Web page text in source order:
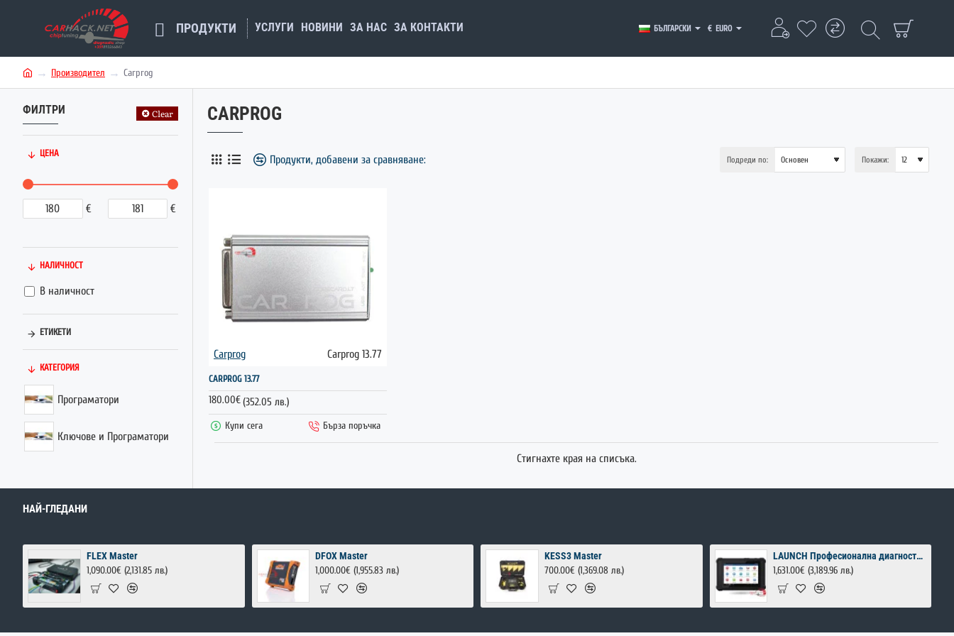
ПРОДУКТИ УСЛУГИ НОВИНИ ЗА НАС ЗА КОНТАКТИ БЪЛГАРСКИ € EURO
m
e
Производител Carprog
ФИЛТРИ Clear
ЦЕНА
€ €
НАЛИЧНОСТ
В наличност
ЕТИКЕТИ
КАТЕГОРИЯ
Програматори
Ключове и Програматори
CARPROG
Продукти, добавени за сравняване: Подреди по: Покажи:
Carprog Carprog 13.77
CARPROG 13.77
180.00€(352.05 лв.)
Купи сега
Бърза поръчка
Стигнахте края на списъка.
НАЙ-ГЛЕДАНИ
FLEX Master
1,090.00€ (2,131.85 лв.)
DFOX Master
1,000.00€(1,955.83 лв.)
KESS3 Master
700.00€ (1,369.08 лв.)
LAUNCH Професионална диагностика за автомобили
1,631.00€(3,189.96 лв.)